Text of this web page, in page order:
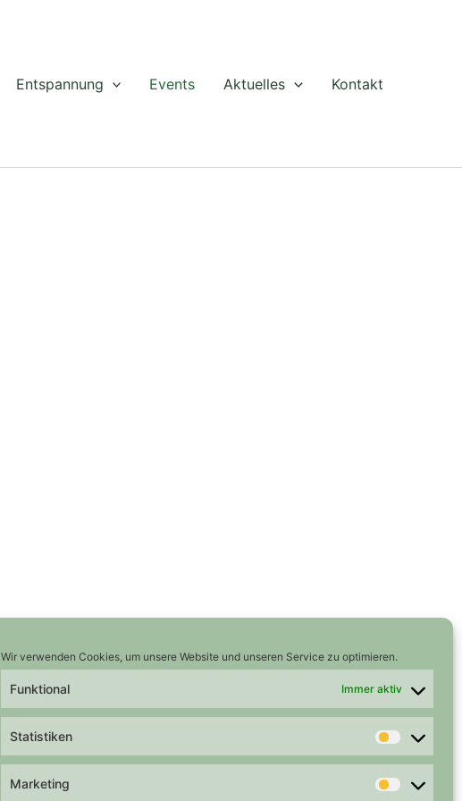
Wir verwenden Cookies, um unsere Website und unseren Service zu optimieren.
Funktional Immer aktiv
Statistiken
Marketing Marketing
Entspannung Events Aktuelles Kontakt